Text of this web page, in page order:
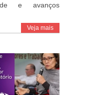
e avanços
Veja mais